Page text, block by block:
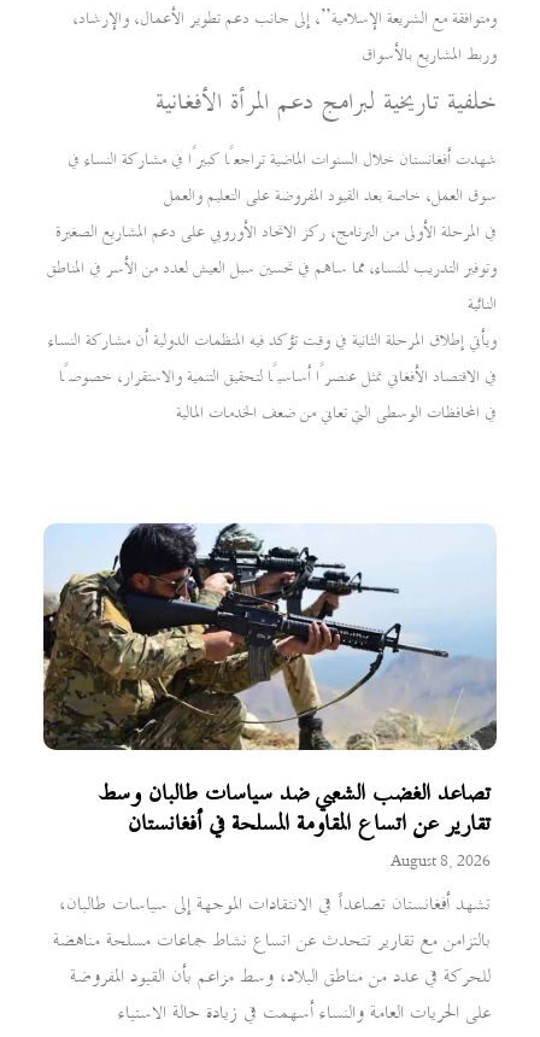
تصاعد الغضب الشعبي ضد سياسات طالبان وسط
تقارير عن اتساع المقاومة المسلحة في أفغانستان
August 8, 2026
تشهد أفغانستان تصاعداً في الانتقادات الموجهة إلى سياسات طالبان،
بالتزامن مع تقارير تتحدث عن اتساع نشاط جماعات مسلحة مناهضة
للحركة في عدد من مناطق البلاد، وسط مزاعم بأن القيود المفروضة
على الحريات العامة والنساء أسهمت في زيادة حالة الاستياء
ومتوافقة مع الشريعة الإسلامية”، إلى جانب دعم تطوير الأعمال، والإرشاد،
وربط المشاريع بالأسواق
خلفية تاريخية لبرامج دعم المرأة الأفغانية
شهدت أفغانستان خلال السنوات الماضية تراجعًا كبيرًا في مشاركة النساء في
سوق العمل، خاصة بعد القيود المفروضة على التعليم والعمل
في المرحلة الأولى من البرنامج، ركز الاتحاد الأوروبي على دعم المشاريع الصغيرة
وتوفير التدريب للنساء، مما ساهم في تحسين سبل العيش لعدد من الأسر في المناطق
النائية
ويأتي إطلاق المرحلة الثانية في وقت تؤكد فيه المنظمات الدولية أن مشاركة النساء
في الاقتصاد الأفغاني تمثل عنصرًا أساسيًا لتحقيق التنمية والاستقرار، خصوصًا
في المحافظات الوسطى التي تعاني من ضعف الخدمات المالية